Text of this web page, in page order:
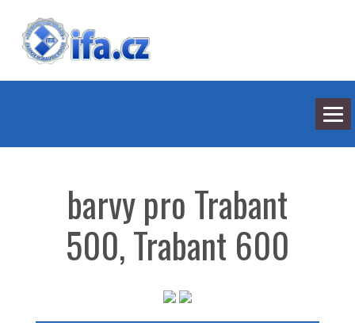
BARVY
SEDMILHÁŘI
ARCHIV
KONTAKT
barvy pro Trabant
500, Trabant 600